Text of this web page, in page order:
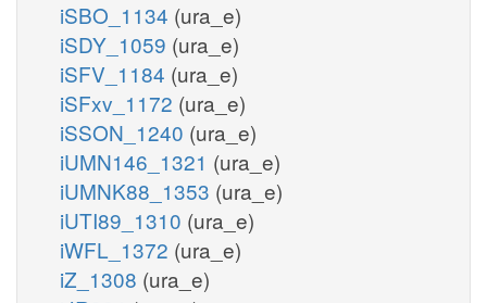
iSBO_1134 (ura_e)
iSDY_1059 (ura_e)
iSFV_1184 (ura_e)
iSFxv_1172 (ura_e)
iSSON_1240 (ura_e)
iUMN146_1321 (ura_e)
iUMNK88_1353 (ura_e)
iUTI89_1310 (ura_e)
iWFL_1372 (ura_e)
iZ_1308 (ura_e)